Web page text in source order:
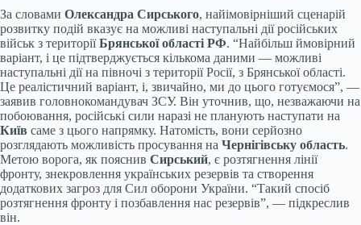
За словами Олександра Сирського, найімовірніший сценарій
розвитку подій вказує на можливі наступальні дії російських
військ з територіїБрянської області РФ. “Найбільш ймовірний
варіант, і це підтверджується кількома даними — можливі
наступальні дії на півночі з території Росії, з Брянської області.
Це реалістичний варіант, і, звичайно, ми до цього готуємося”, —
заявив головнокомандувач ЗСУ. Він уточнив, що, незважаючи на
побоювання, російські сили наразі не планують наступати на
Київ саме з цього напрямку. Натомість, вони серйозно
розглядають можливість просування на Чернігівську область.
Метою ворога, як пояснив Сирський, є розтягнення лінії
фронту, знекровлення українських резервів та створення
додаткових загроз для Сил оборони України. “Такий спосіб
розтягнення фронту і позбавлення нас резервів”, — підкреслив
він.